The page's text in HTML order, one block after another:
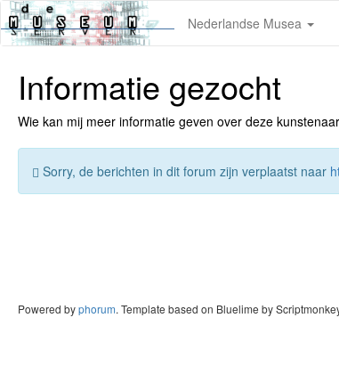
Nederlandse Musea
Informatie gezocht
Wie kan mij meer informatie geven over deze
Sorry, de berichten in dit forum zijn verplaatst naar
Powered byphorum. Template based on Bluelime by